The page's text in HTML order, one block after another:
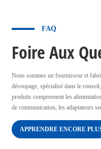
FAQ
Foire Aux
Nous sommes un fournisseur et
découpage, spécialisé dans le
produits comprennent les
de communication, les adaptateurs
APPRENDRE ENCORE